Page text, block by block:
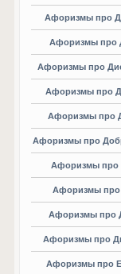
Афоризмы про
Афоризмы про
Афоризмы про
Афоризмы про
Афоризмы про
Афоризмы про
Афоризмы про
Афоризмы
Афоризмы про
Афоризмы про
Афоризмы про